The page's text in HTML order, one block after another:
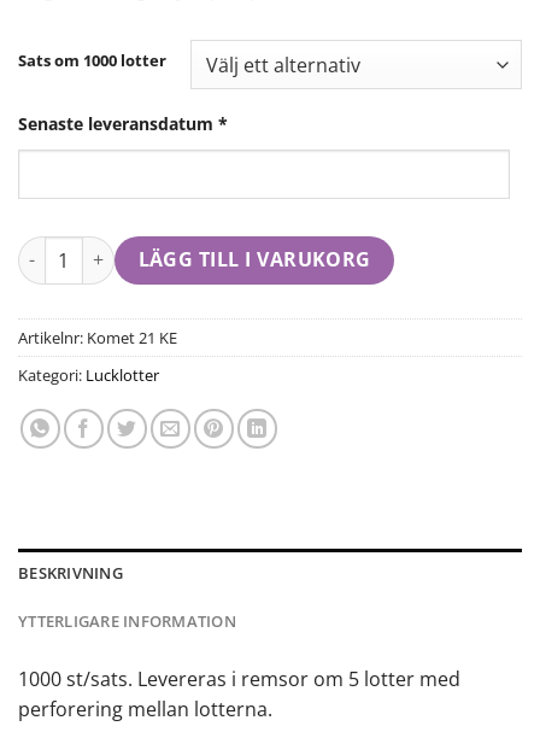
Sats om 1000 lotter
Senaste leveransdatum *
LÄGG TILL I VARUKORG
Artikelnr: Komet 21 KE
Kategori: Lucklotter
BESKRIVNING
YTTERLIGARE INFORMATION
1000 st/sats. Levereras i remsor om 5 lotter med
perforering mellan lotterna.